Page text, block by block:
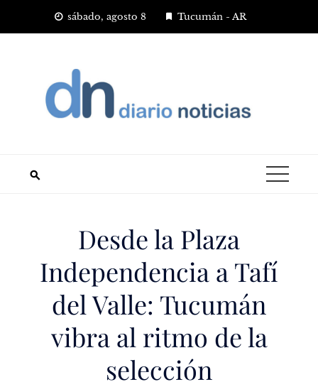
sábado, agosto 8 Tucumán - AR
Desde la Plaza
Independencia a Tafí
del Valle: Tucumán
vibra al ritmo de la
selección